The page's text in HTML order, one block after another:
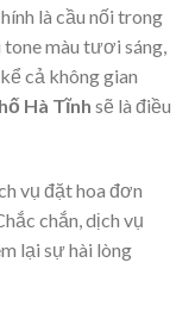
là cầu nối trong
màu tươi sáng,
cả không gian
Hà Tĩnh sẽ là điều
vụ đặt hoa đơn
chắn, dịch vụ
lại sự hài lòng